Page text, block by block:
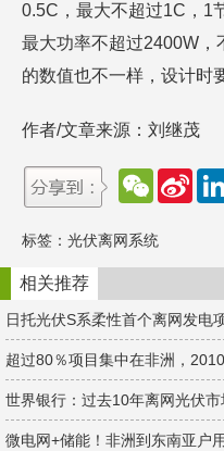
0.5C，最大不超过1C，1
最大功率不超过2400W，
的数值也不一样，设计时
作者/文章来源：刘继茂
W
e
a
t
S
e
b
o
标签： 光伏离网系统
相关推荐
日托光伏S系柔性首个离网发电
世界银行：过去10年离网光伏
微电网+储能！非洲到东南亚户